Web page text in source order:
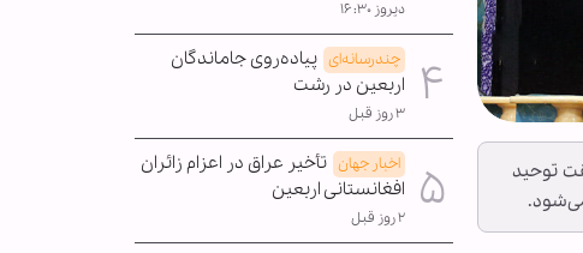
توحید
دیروز ۱۶:۳۰
چندرسانه‌ای پیاده‌روی جاماندگان
اربعین در رشت
۳ روز قبل
اخبار جهان تأخیر عراق در اعزام زائران
افغانستانی اربعین
۲ روز قبل